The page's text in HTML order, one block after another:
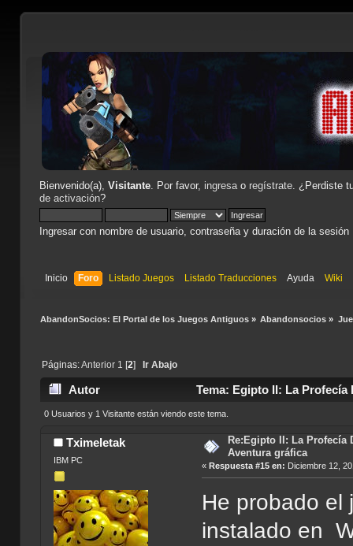
Bienvenido(a), Visitante. Por favor, ingresao regístrate. ¿Perdiste
de activación?
Ingresar con nombre de usuario, contraseña y duración de la sesión
Inicio Foro Listado Juegos Listado Traducciones Ayuda Wiki
AbandonSocios: El Portal de los Juegos Antiguos» Abandonsocios »
Páginas:Anterior 1 [2] Ir Abajo
Autor Tema: Egipto II: La
0 Usuarios y 1 Visitante están viendo este tema.
Tximeletak
IBM PC
Re:Egipto II: La Profecía
Aventura gráfica
«Respuesta #15 en: Diciembre 12,
He probado el
instalado en